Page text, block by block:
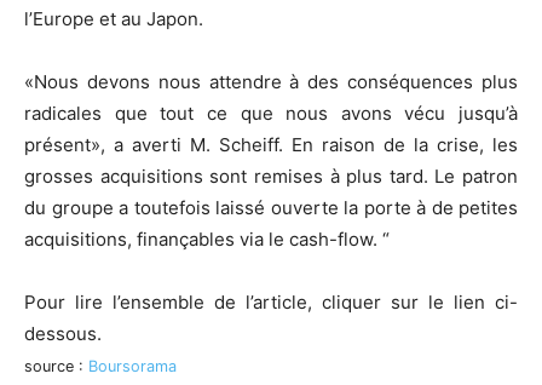
l’Europe et au Japon.
«Nous devons nous attendre à des conséquences plus
radicales que tout ce que nous avons vécu jusqu’à
présent», a averti M. Scheiff. En raison de la crise, les
grosses acquisitions sont remises à plus tard. Le patron
du groupe a toutefois laissé ouverte la porte à de petites
acquisitions, finançables via le cash-flow. “
Pour lire l’ensemble de l’article, cliquer sur le lien ci-
dessous.
source : Boursorama